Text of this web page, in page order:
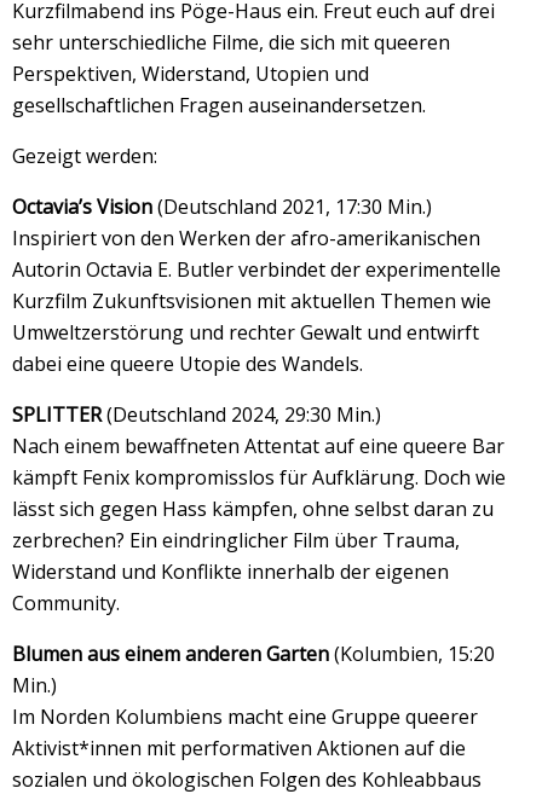
Kurzfilmabend ins Pöge-Haus ein. Freut euch auf drei
sehr unterschiedliche Filme, die sich mit queeren
Perspektiven, Widerstand, Utopien und
gesellschaftlichen Fragen auseinandersetzen.
Gezeigt werden:
Octavia’s Vision(Deutschland 2021, 17:30 Min.)
Inspiriert von den Werken der afro-amerikanischen
Autorin Octavia E. Butler verbindet der experimentelle
Kurzfilm Zukunftsvisionen mit aktuellen Themen wie
Umweltzerstörung und rechter Gewalt und entwirft
dabei eine queere Utopie des Wandels.
SPLITTER(Deutschland 2024, 29:30 Min.)
Nach einem bewaffneten Attentat auf eine queere Bar
kämpft Fenix kompromisslos für Aufklärung. Doch wie
lässt sich gegen Hass kämpfen, ohne selbst daran zu
zerbrechen? Ein eindringlicher Film über Trauma,
Widerstand und Konflikte innerhalb der eigenen
Community.
Blumen aus einem anderen Garten(Kolumbien, 15:20
Min.)
Im Norden Kolumbiens macht eine Gruppe queerer
Aktivist*innen mit performativen Aktionen auf die
sozialen und ökologischen Folgen des Kohleabbaus